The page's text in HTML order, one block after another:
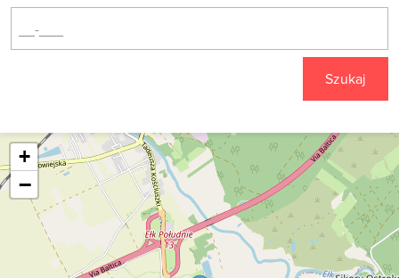
Szukaj
+
−